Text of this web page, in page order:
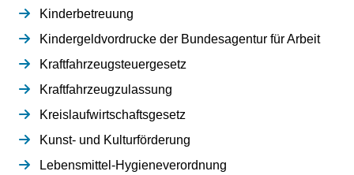
Kinderbetreuung
Kindergeldvordrucke der Bundesagentur für Arbeit
Kraftfahrzeugsteuergesetz
Kraftfahrzeugzulassung
Kreislaufwirtschaftsgesetz
Kunst- und Kulturförderung
Lebensmittel-Hygieneverordnung